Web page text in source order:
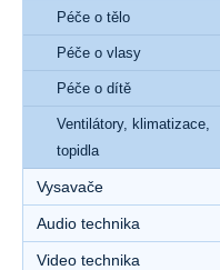
Péče o tělo
Péče o vlasy
Péče o dítě
Ventilátory, klimatizace,
topidla
Vysavače
Audio technika
Video technika